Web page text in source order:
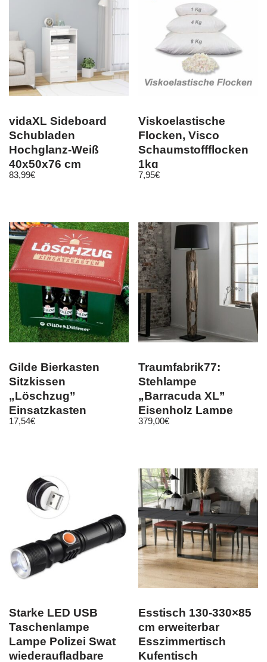
vidaXL Sideboard
Schubladen
Hochglanz-Weiß
40x50x76 cm
Holzwerkstoff
83,99€
Viskoelastische
Flocken, Visco
Schaumstoffflocken
1kg
7,95€
Gilde Bierkasten
Sitzkissen
„Löschzug”
Einsatzkasten
44x34cm Sitzpolster
17,54€
Traumfabrik77:
Stehlampe
„Barracuda XL”
Eisenholz Lampe
177cm Nature Schirm
379,00€
Starke LED USB
Taschenlampe
Lampe Polizei Swat
wiederaufladbare
Esstisch 130-330×85
cm erweiterbar
Esszimmertisch
Kufentisch